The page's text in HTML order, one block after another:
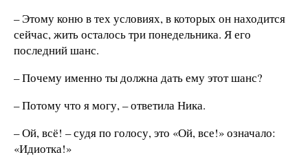
– Этому коню в тех условиях, в которых он находится
сейчас, жить осталось три понедельника. Я его
последний шанс.
– Почему именно ты должна дать ему этот шанс?
– Потому что я могу, – ответила Ника.
– Ой, всё! – судя по голосу, это «Ой, все!» означало:
«Идиотка!»